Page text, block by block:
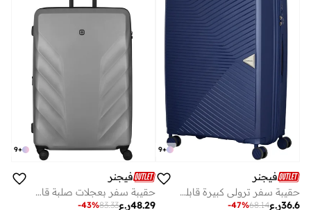
+
9
فيجنر
حقيبة سفر ترولي كبيرة قابلة للتوسيع سم زرقاء
ر.ع36.6
68.14
-47%
+
9
فيجنر
حقيبة سفر بعجلات صلبة قابلة للتوسيع رمادية ٨١ سم
ر.ع48.29
83.33
-43%